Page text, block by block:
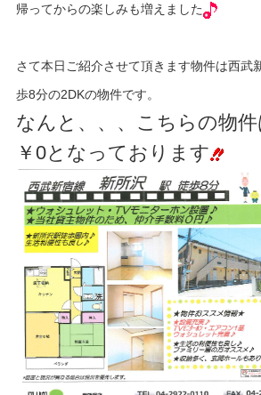
帰ってからの楽しみも増えました
さて本日ご紹介させて頂きます物件は西武
歩8分の2DKの物件です。
なんと、、、こちらの物
￥0となっております